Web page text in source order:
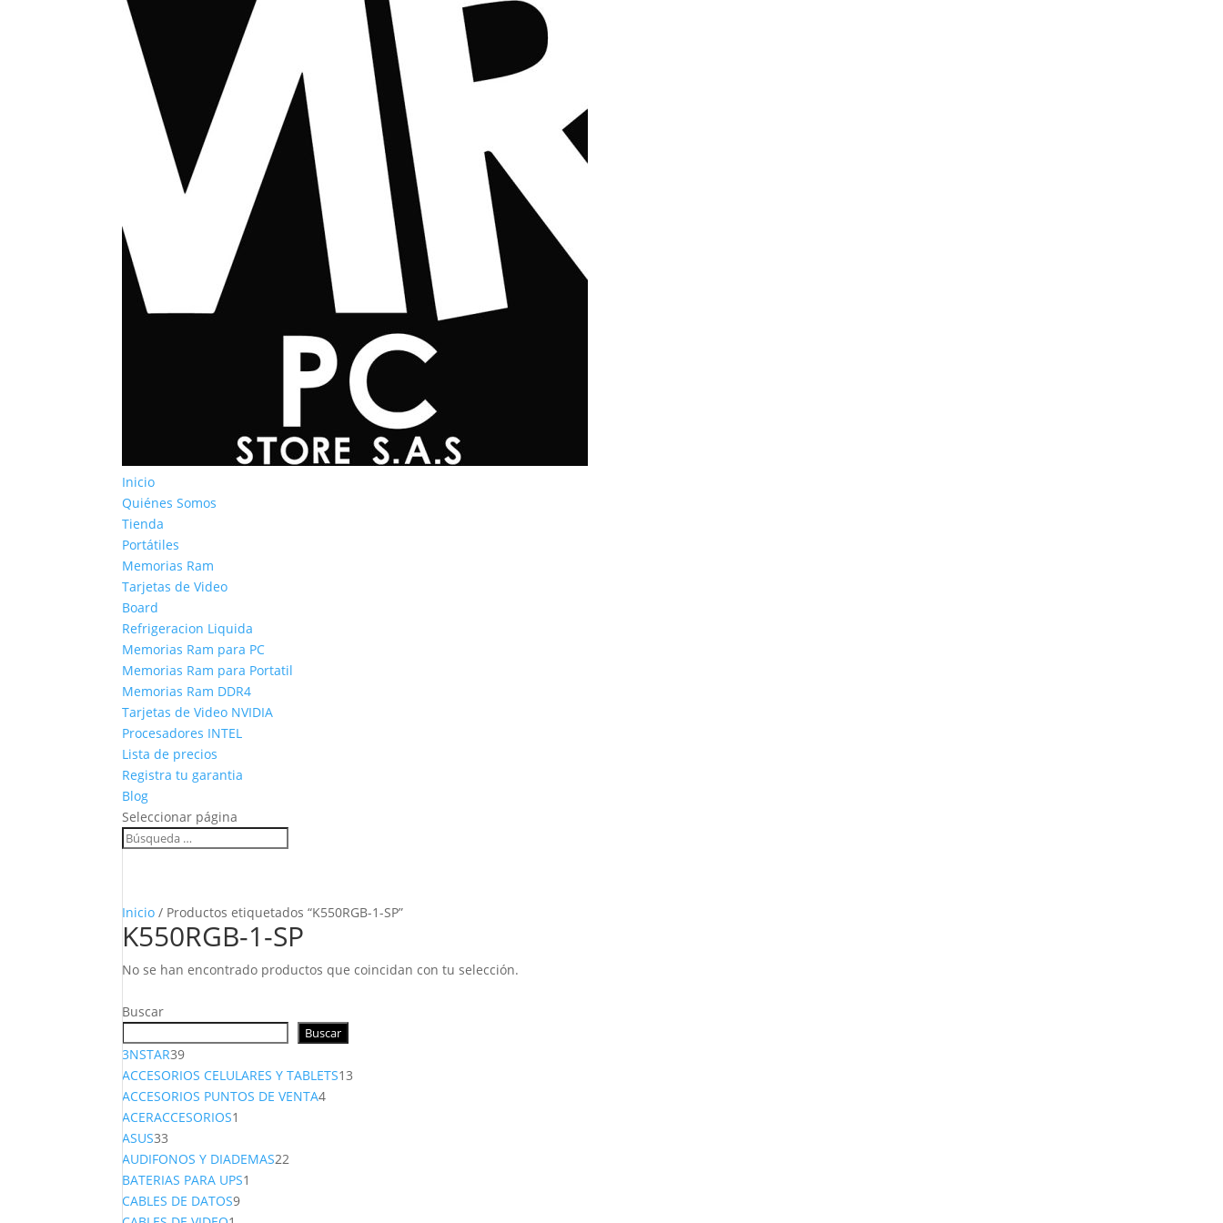
Inicio
Quiénes Somos
Tienda
Portátiles
Memorias Ram
Tarjetas de Video
Board
Refrigeracion Liquida
Memorias Ram para PC
Memorias Ram para Portatil
Memorias Ram DDR4
Tarjetas de Video NVIDIA
Procesadores INTEL
Lista de precios
Registra tu garantia
Blog
Seleccionar página
Inicio / Productos etiquetados “K550RGB-1-SP”
K550RGB-1-SP
No se han encontrado productos que coincidan con tu selección.
Buscar
Buscar
3NSTAR3939
productos
ACCESORIOS CELULARES Y TABLETS13
ACCESORIOS PUNTOS DE VENTA44
ACERACCESORIOS1
ASUS33
productos
AUDIFONOS Y DIADEMAS22
BATERIAS PARA UPS1
CABLES DE DATOS99